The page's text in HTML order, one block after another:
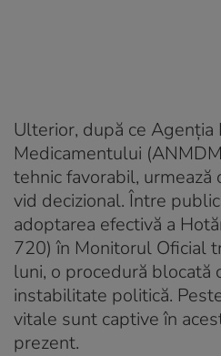
Ulterior, după ce Agenția
Medicamentului
tehnic favorabil,
vid decizional. Între
adoptarea efectivă a
720) în Monitorul Oficial
luni, o procedură blocată
instabilitate politică.
vitale sunt captive în
prezent.